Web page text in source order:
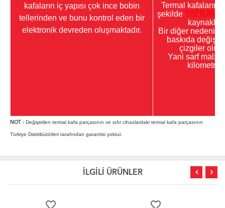
kafaların iç yapısı çok ince bobin
tellerinden ve bunu kontrol eden bir
elektronik devreden oluşmaktadır.
Termal kafaların
şekilde
Bir diğer nedeni
baskıda
çizgiler
Yani sarf
NOT : Değiştirilen termal kafa parçasının ve sıfır cihazlardaki termal kafa parçasının
Türkiye Distiribütörleri tarafından garantisi yoktur.
İLGİLİ ÜRÜNLER